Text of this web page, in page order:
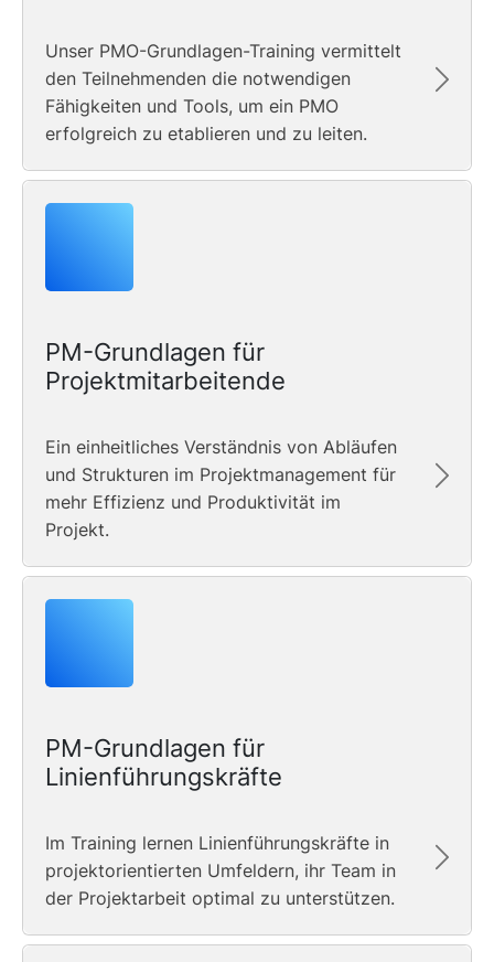
Unser PMO-Grundlagen-Training vermittelt
den Teilnehmenden die notwendigen
Fähigkeiten und Tools, um ein PMO
erfolgreich zu etablieren und zu leiten.
PM-Grundlagen für
Projektmitarbeitende
Ein einheitliches Verständnis von Abläufen
und Strukturen im Projektmanagement für
mehr Effizienz und Produktivität im
Projekt.
PM-Grundlagen für
Linienführungskräfte
Im Training lernen Linienführungskräfte in
projektorientierten Umfeldern, ihr Team in
der Projektarbeit optimal zu unterstützen.